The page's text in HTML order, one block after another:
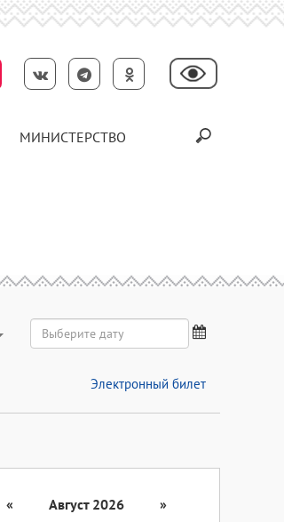
МИНИСТЕРСТВО
Электронный билет
« Август 2026
»